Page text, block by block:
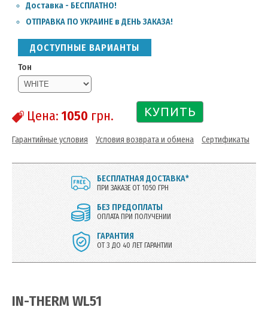
Доставка - БЕСПЛАТНО!
ОТПРАВКА ПО УКРАИНЕ в ДЕНЬ ЗАКАЗА!
ДОСТУПНЫЕ ВАРИАНТЫ
Тон
Цена: 1050 грн. КУПИТЬ
Гарантийные условия Условия возврата и обмена Сертификаты
БЕСПЛАТНАЯ ДОСТАВКА*
ПРИ ЗАКАЗЕ ОТ 1050 ГРН
БЕЗ ПРЕДОПЛАТЫ
ОПЛАТА ПРИ ПОЛУЧЕНИИ
ГАРАНТИЯ
ОТ 3 ДО 40 ЛЕТ ГАРАНТИИ
IN-THERM WL51